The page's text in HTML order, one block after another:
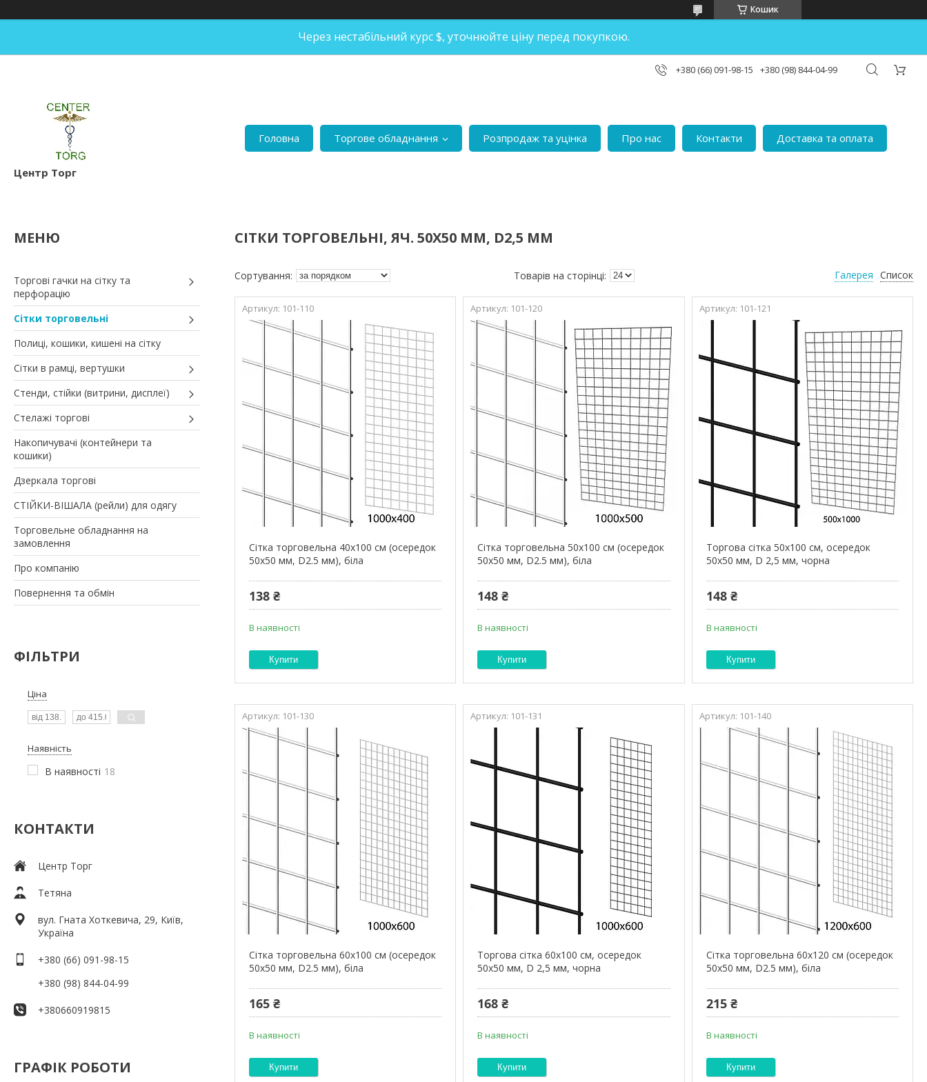
Кошик
Через нестабільний курс $, уточнюйте ціну перед покупкою.
+380 (66) 091-98-15 +380 (98) 844-04-99
Центр Торг
Головна Торгове обладнання Розпродаж та уцінка Про нас Контакти Доставка та оплата
Торгові гачки на сітку та
перфорацію
Сітки торговельні
Полиці, кошики, кишені на сітку
Сітки в рамці, вертушки
Стенди, стійки (витрини, дисплеї)
Стелажі торгові
Накопичувачі (контейнери та
кошики)
Дзеркала торгові
СТІЙКИ-ВІШАЛА (рейли) для одягу
Торговельне обладнання на
замовлення
Про компанію
Повернення та обмін
ФІЛЬТРИ
Ціна
Наявність
В наявності 18
КОНТАКТИ
Центр Торг
Тетяна
вул. Гната Хоткевича, 29, Київ,
Україна
+380 (66) 091-98-15
+380 (98) 844-04-99
+380660919815
ГРАФІК РОБОТИ
СІТКИ ТОРГОВЕЛЬНІ, ЯЧ. 50Х50 ММ, D2,5 ММ
Галерея Список
101-110
Сітка торговельна 40х100 см (осередок
50х50 мм, D2.5 мм), біла
138 ₴
В наявності
Купити
101-120
Сітка торговельна 50х100 см (осередок
50х50 мм, D2.5 мм), біла
148 ₴
В наявності
Купити
101-121
Торгова сітка 50х100 см, осередок
50х50 мм, D 2,5 мм, чорна
148 ₴
В наявності
Купити
101-130
Сітка торговельна 60х100 см (осередок
50х50 мм, D2.5 мм), біла
165 ₴
В наявності
Купити
101-131
Торгова сітка 60х100 см, осередок
50х50 мм, D 2,5 мм, чорна
168 ₴
В наявності
Купити
101-140
Сітка торговельна 60х120 см (осередок
50х50 мм, D2.5 мм), біла
215 ₴
В наявності
Купити